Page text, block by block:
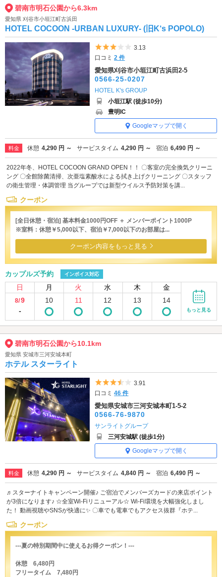
碧南市明石公園から6.3km
愛知県 刈谷市小垣江町古浜田
HOTEL COCOON -URBAN LUXURY- (旧K‘s POPOLO)
5つ星のうち3
3.13
口コミ2 件
愛知県刈谷市小垣江町古浜田2-5
0566-25-0207
HOTEL K's GROUP
小垣江駅 (徒歩10分)
豊明IC
Googleマップで開く
料金 休憩 4,290 円 ～ サービスタイム 4,290 円 ～ 宿泊 6,490 円 ～
2022年冬、HOTEL COCOON GRAND OPEN！！ 〇客室の完全換気クリーニ
ング 〇全館除菌清掃、次亜塩素酸水による拭き上げクリーニング 〇スタッフ
の衛生管理・体調管理 当グループでは新型ウイルス予防対策を講...
クーポン
[全日休憩・宿泊] 基本料金1000円OFF ＋ メンバーポイント1000P
※室料：休憩￥5,000以下、宿泊￥7,000以下のお部屋は...
クーポン内容をもっと見る
カップルズ予約 インボイス対応
日 月 火 水 木 金
8/9
-
10 11 12 13 14
もっと見る
碧南市明石公園から10.1km
愛知県 安城市三河安城本町
ホテル スターライト
5つ星のうち3.5
3.91
口コミ46 件
愛知県安城市三河安城本町1-5-2
0566-76-9870
サンライトグループ
三河安城駅 (徒歩1分)
Googleマップで開く
料金 休憩 4,290 円 ～ サービスタイム 4,840 円 ～ 宿泊 6,490 円 ～
♬スターナイトキャンペーン開催♪ ご宿泊でメンバーズカードの来店ポイント
が3倍になります♪ ☆全室Wi-Fiリニューアル☆ Wi-Fi環境を大幅強化しまし
た！ 動画視聴やSNSが快適に✨ 〇車でも電車でもアクセス抜群『ホテ...
クーポン
---夏の特別期間中に使えるお得クーポン！---
休憩 6,480円
フリータイム 7,480円